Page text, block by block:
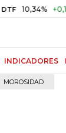
+0,10%
INDICADORES
MOROSIDAD